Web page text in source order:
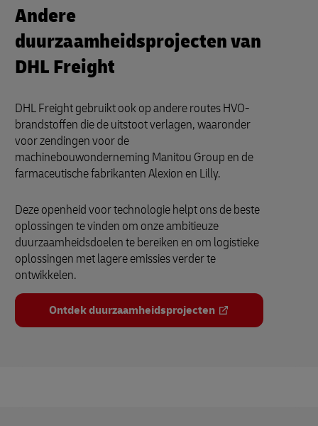
Andere
duurzaamheidsprojecten van
DHL Freight
DHL Freight gebruikt ook op andere routes HVO-
brandstoffen die de uitstoot verlagen, waaronder
voor zendingen voor de
machinebouwonderneming Manitou Group en de
farmaceutische fabrikanten Alexion en Lilly.
Deze openheid voor technologie helpt ons de beste
oplossingen te vinden om onze ambitieuze
duurzaamheidsdoelen te bereiken en om logistieke
oplossingen met lagere emissies verder te
ontwikkelen.
Ontdek duurzaamheidsprojecten